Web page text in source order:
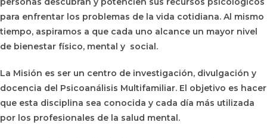
para enfrentar los problemas de la vida cotidiana. Al mismo
tiempo, aspiramos a que cada uno alcance un mayor nivel
de bienestar físico, mental y social.
La Misión es ser un centro de investigación, divulgación y
docencia del Psicoanálisis Multifamiliar. El objetivo es hacer
que esta disciplina sea conocida y cada día más utilizada
por los profesionales de la salud mental.